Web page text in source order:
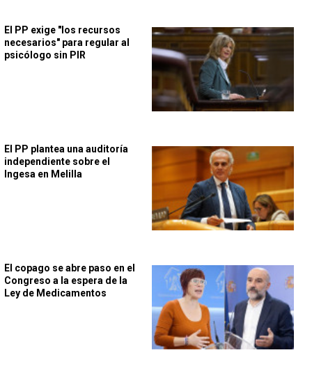
El PP exige "los recursos
necesarios" para regular al
psicólogo sin PIR
El PP plantea una auditoría
independiente sobre el
Ingesa en Melilla
El copago se abre paso en el
Congreso a la espera de la
Ley de Medicamentos